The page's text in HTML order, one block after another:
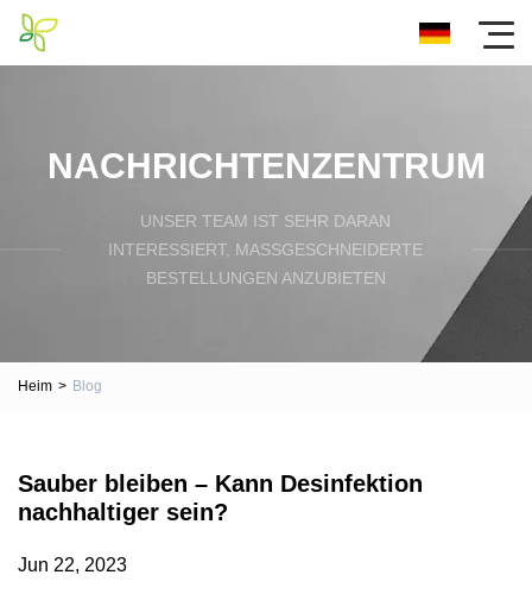
NACHRICHTENZENTRUM
UNSER TEAM IST SEHR DARAN
INTERESSIERT, MASSGESCHNEIDERTE B
ESTELLUNGEN ANZUBIETEN
Heim > Blog
Sauber bleiben – Kann Desinfektion
nachhaltiger sein?
Jun 22, 2023